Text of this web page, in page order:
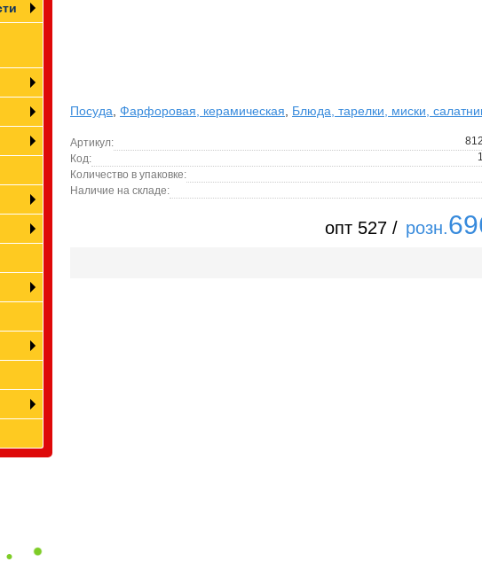
Посуда Фарфоровая, керамическая Блюда, тарелки, миски,
Артикул:
Код:
Количество в упаковке:
Наличие на складе:
опт 527 / розн.